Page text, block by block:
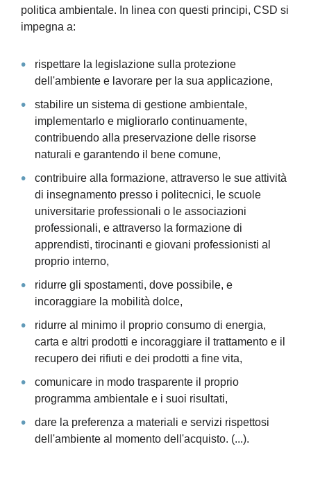
politica ambientale. In linea con questi principi, CSD si
impegna a:
rispettare la legislazione sulla protezione
dell'ambiente e lavorare per la sua applicazione,
stabilire un sistema di gestione ambientale,
implementarlo e migliorarlo continuamente,
contribuendo alla preservazione delle risorse
naturali e garantendo il bene comune,
contribuire alla formazione, attraverso le sue attività
di insegnamento presso i politecnici, le scuole
universitarie professionali o le associazioni
professionali, e attraverso la formazione di
apprendisti, tirocinanti e giovani professionisti al
proprio interno,
ridurre gli spostamenti, dove possibile, e
incoraggiare la mobilità dolce,
ridurre al minimo il proprio consumo di energia,
carta e altri prodotti e incoraggiare il trattamento e il
recupero dei rifiuti e dei prodotti a fine vita,
comunicare in modo trasparente il proprio
programma ambientale e i suoi risultati,
dare la preferenza a materiali e servizi rispettosi
dell'ambiente al momento dell'acquisto. (...).